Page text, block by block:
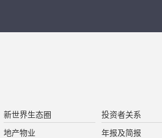
新世界生态圈
地产物业
投资者关系
年报及简报